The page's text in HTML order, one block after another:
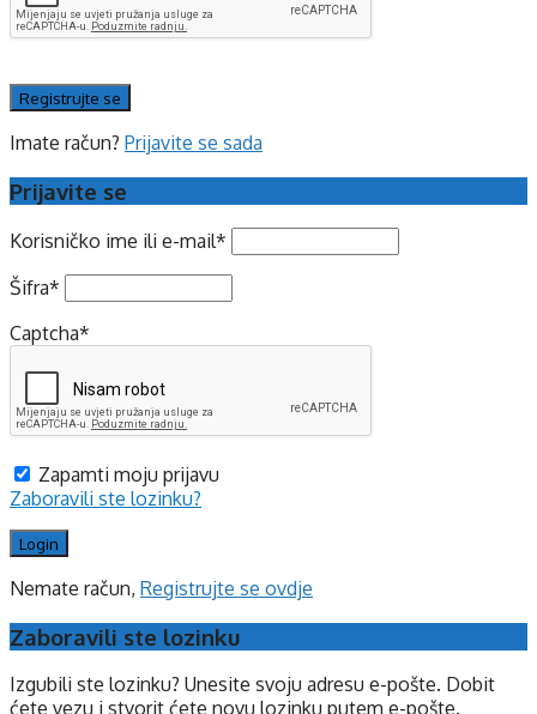
Imate račun? Prijavite se sada
Prijavite se
Korisničko ime ili e-mail*
Šifra*
Captcha*
Zapamti moju prijavu
Zaboravili ste lozinku?
Nemate račun, Registrujte se ovdje
Zaboravili ste lozinku
Izgubili ste lozinku? Unesite svoju adresu e-pošte. Dobit
ćete vezu i stvorit ćete novu lozinku putem e-pošte.